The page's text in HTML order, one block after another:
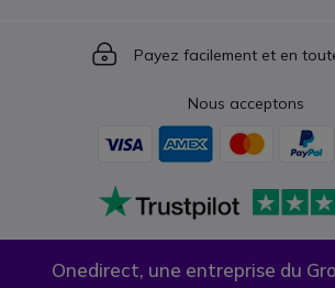
Icon
Payez facilement et en
Nous acceptons
Onedirect, une entreprise du